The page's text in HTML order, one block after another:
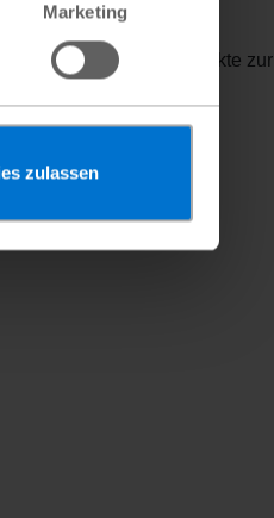
Marketing
zulassen
helfen,
nachhaltige Projekte zur
und stärkt die